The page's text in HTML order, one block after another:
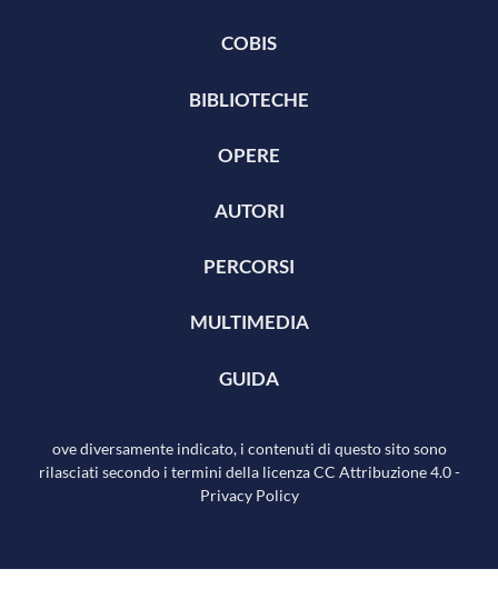
COBIS
BIBLIOTECHE
OPERE
AUTORI
PERCORSI
MULTIMEDIA
GUIDA
ove diversamente indicato, i contenuti di questo sito sono
rilasciati secondo i termini della licenza CC Attribuzione 4.0-
Privacy Policy